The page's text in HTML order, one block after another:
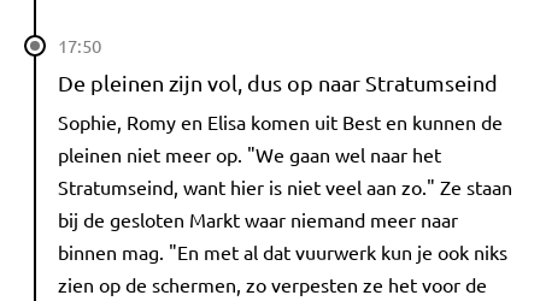
17:50
De pleinen zijn vol, dus op naar Stratumseind
Sophie, Romy en Elisa komen uit Best en kunnen de
pleinen niet meer op. "We gaan wel naar het
Stratumseind, want hier is niet veel aan zo." Ze staan
bij de gesloten Markt waar niemand meer naar
binnen mag. "En met al dat vuurwerk kun je ook niks
zien op de schermen, zo verpesten ze het voor de